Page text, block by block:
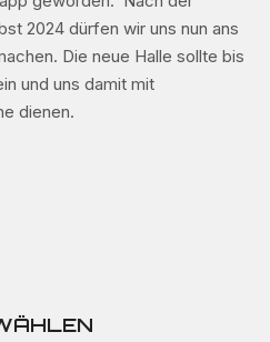
2024 dürfen wir uns nun ans
Die neue Halle sollte bis
und uns damit mit
dienen.